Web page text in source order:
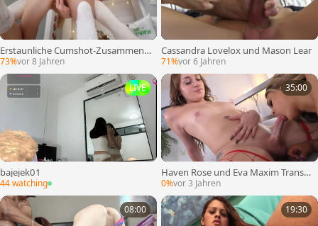
Erstaunliche Cumshot-Zusammens
tellung Dezember
73%vor 8 Jahren
Cassandra Lovelox und Mason Lear
71%vor 6 Jahren
LIVE
bajejek01
44 watching
35:00
Haven Rose und Eva Maxim Transs
exuelle auf Transsexueller
0%vor 3 Jahren
08:00 19:30